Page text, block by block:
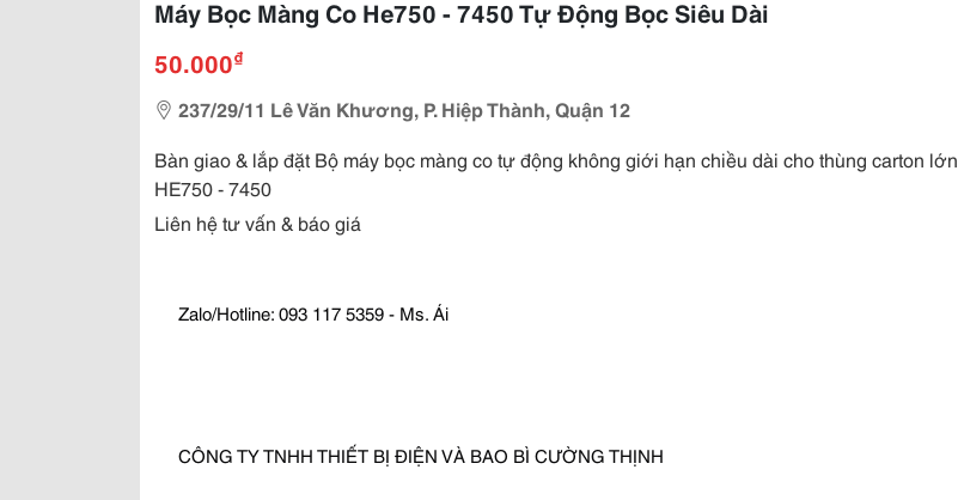
Máy Bọc Màng Co He750 - 7450 Tự Động Bọc Siêu Dài
50.000₫
237/29/11 Lê Văn Khương, P. Hiệp Thành, Quận 12
Bàn giao & lắp đặt Bộ máy bọc màng co tự động không giới hạn chiều dài cho thùng carton lớn
HE750 - 7450
Liên hệ tư vấn & báo giá
Zalo/Hotline: 093 117 5359 - Ms. Ái
CÔNG TY TNHH THIẾT BỊ ĐIỆN VÀ BAO BÌ CƯỜNG THỊNH